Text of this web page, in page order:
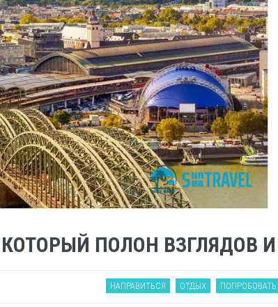
ПОЛОН ВЗГЛЯДОВ
НАПРАВИТЬСЯ ОТДЫХ ПОПРОБОВАТЬ